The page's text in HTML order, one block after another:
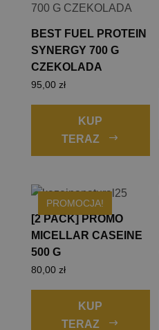
BEST FUEL PROTEIN
SYNERGY 700 G
CZEKOLADA
95,00 zł
KUP
TERAZ
PROMOCJA!
[2 PACK] PROMO
MICELLAR CASEINE
500 G
80,00 zł
KUP
TERAZ